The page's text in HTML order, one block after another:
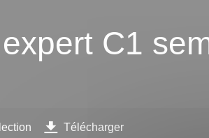
C1
Télécharger